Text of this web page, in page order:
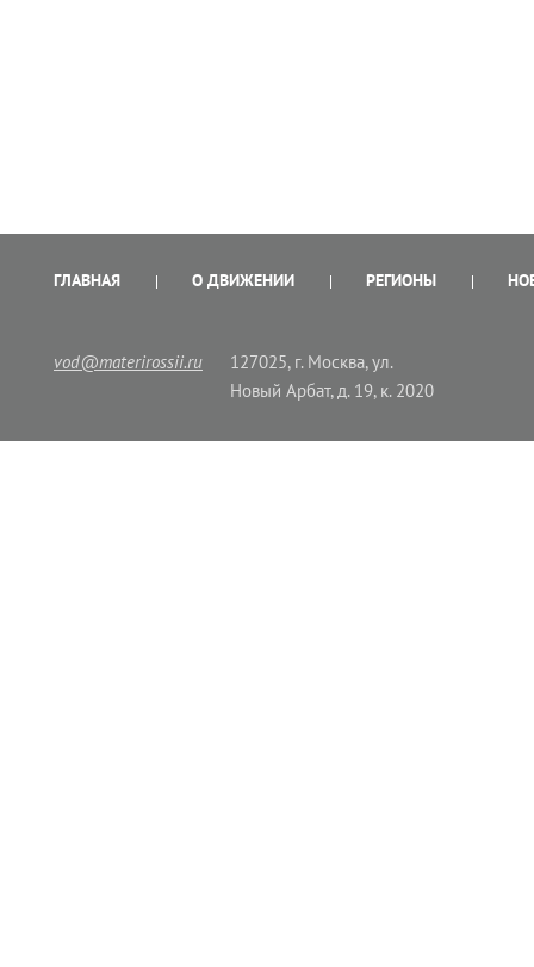
ГЛАВНАЯ О ДВИЖЕНИИ РЕГИОНЫ
vod@materirossii.ru
127025, г. Москва, ул.
Новый Арбат, д. 19, к. 2020